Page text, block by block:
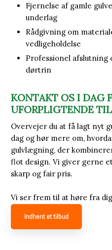
Fjernelse af gamle
underlag
Rådgivning om
vedligeholdelse
Professionel afslutning
dørtrin
KONTAKT OS I DAG
UFORPLIGTENDE
Overvejer du at få lagt nyt
dag og hør mere om,
gulvlægning, der
flot design. Vi giver gerne
skarp og fair pris.
Vi ser frem til at høre fra
Indhent et tilbud